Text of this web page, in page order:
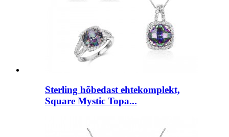
Sterling hõbedast ehtekomplekt,
Square Mystic Topa...